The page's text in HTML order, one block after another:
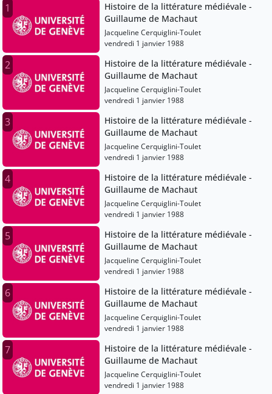
1
Histoire de la littérature médiévale -
Guillaume de Machaut
Jacqueline Cerquiglini-Toulet
vendredi 1 janvier 1988
2
Histoire de la littérature médiévale -
Guillaume de Machaut
Jacqueline Cerquiglini-Toulet
vendredi 1 janvier 1988
3
Histoire de la littérature médiévale -
Guillaume de Machaut
Jacqueline Cerquiglini-Toulet
vendredi 1 janvier 1988
4
Histoire de la littérature médiévale -
Guillaume de Machaut
Jacqueline Cerquiglini-Toulet
vendredi 1 janvier 1988
5
Histoire de la littérature médiévale -
Guillaume de Machaut
Jacqueline Cerquiglini-Toulet
vendredi 1 janvier 1988
6
Histoire de la littérature médiévale -
Guillaume de Machaut
Jacqueline Cerquiglini-Toulet
vendredi 1 janvier 1988
7
Histoire de la littérature médiévale -
Guillaume de Machaut
Jacqueline Cerquiglini-Toulet
vendredi 1 janvier 1988